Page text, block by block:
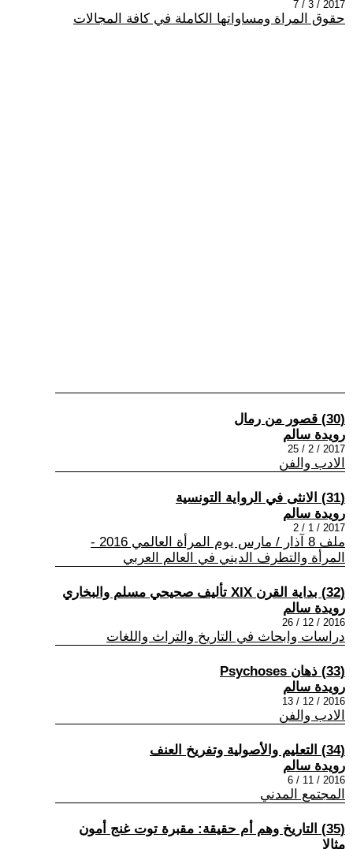
2017 / 3 / 7
حقوق المراة ومساواتها الكاملة في كافة المجالات
(30) قصور من رمال
رويدة سالم
2017 / 2 / 25
الادب والفن
(31) الانثى في الرواية التونسية
رويدة سالم
2017 / 1 / 2
ملف 8 آذار / مارس يوم المرأة العالمي 2016 -
المرأة والتطرف الديني في العالم العربي
(32) بداية القرن XIX تأليف صحيحي مسلم والبخاري
رويدة سالم
2016 / 12 / 26
دراسات وابحاث في التاريخ والتراث واللغات
(33) ذهان Psychoses
رويدة سالم
2016 / 12 / 13
الادب والفن
(34) التعليم والأصولية وتفريخ العنف
رويدة سالم
2016 / 11 / 6
المجتمع المدني
(35) التاريخ وهم أم حقيقة: مقبرة توت غنج أمون
مثالا